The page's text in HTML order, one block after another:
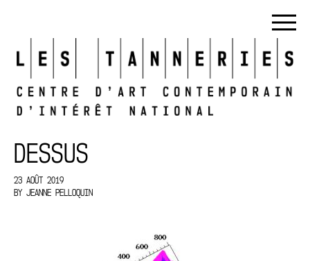
DESSUS
23 AOÛT 2019
BY JEANNE PELLOQUIN